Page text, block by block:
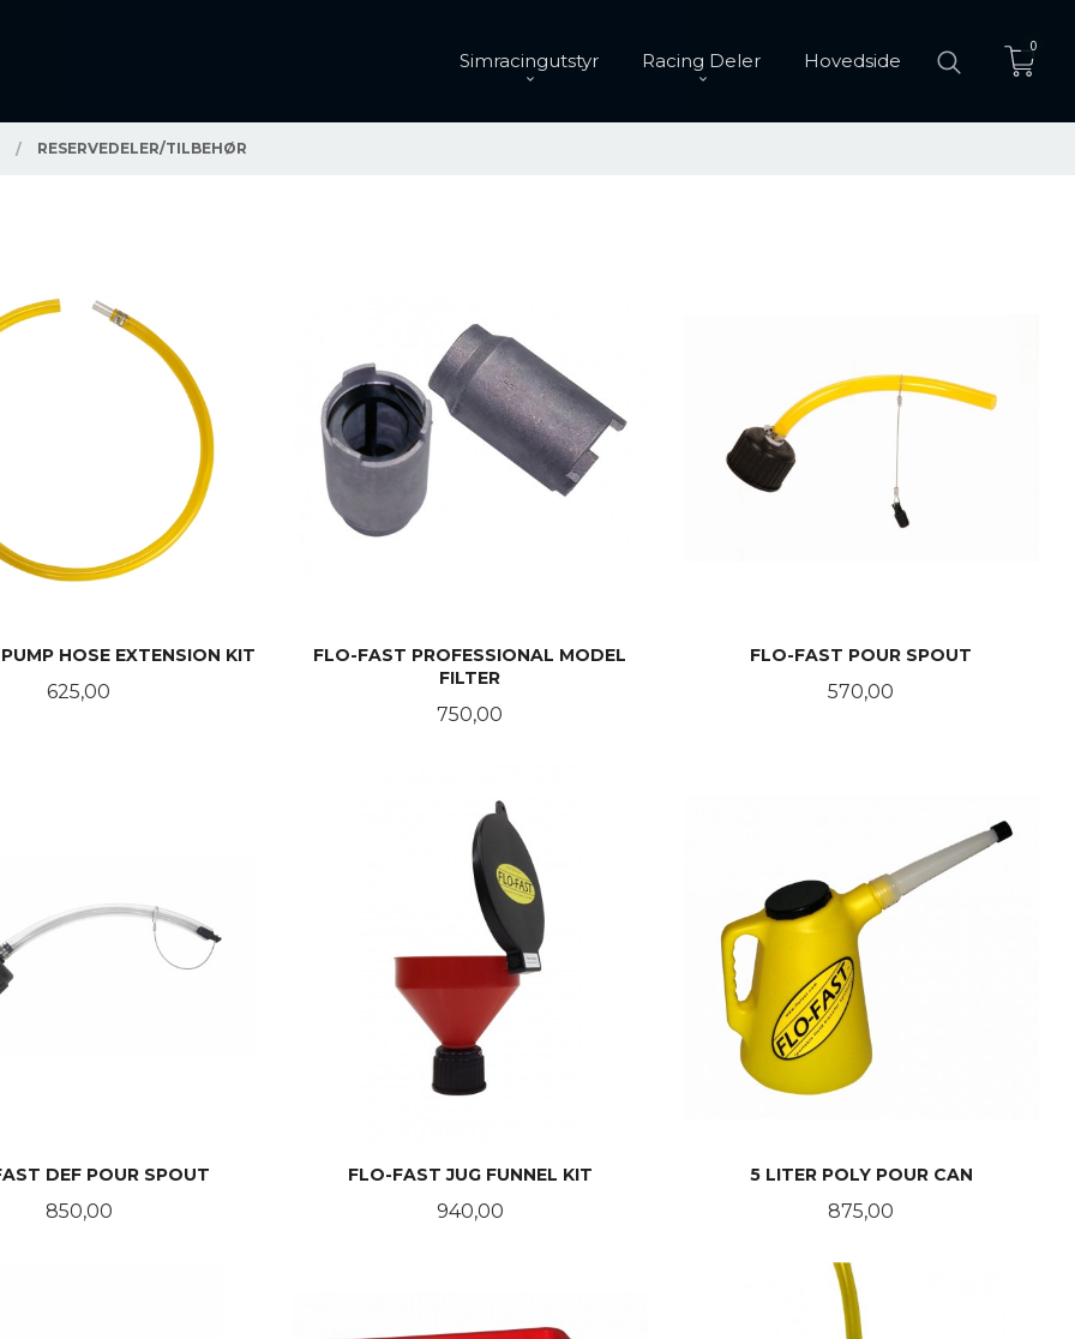
Simracingutstyr Racing Deler Hovedside
0
RESERVEDELER/TILBEHØR
HOSE EXTENSION KIT
Pris
625,00
FLO-FAST PROFESSIONAL MODEL
FILTER
Pris
750,00
FLO-FAST POUR SPOUT
Pris
570,00
DEF POUR SPOUT
Pris
850,00
FLO-FAST JUG FUNNEL KIT
Pris
940,00
5 LITER POLY POUR CAN
Pris
875,00
KJØP